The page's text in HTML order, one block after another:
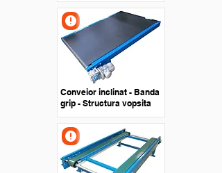
Conveior inclinat - Banda
grip - Structura vopsita